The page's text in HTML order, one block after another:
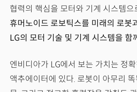
협력의 핵심을 모터와 기계 시스템으
휴머노이드 로보틱스를 미래의 로봇
LG의 모터 기술 및 기계 시스템을 함
엔비디아가 LG에서 보는 가치는 정
액추에이터에 있다. 로봇이 아무리